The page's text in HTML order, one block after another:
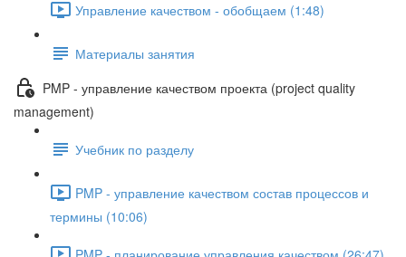
Управление качеством - обобщаем (1:48)
Материалы занятия
PMP - управление качеством проекта (project quality
management)
Учебник по разделу
PMP - управление качеством состав процессов и
термины (10:06)